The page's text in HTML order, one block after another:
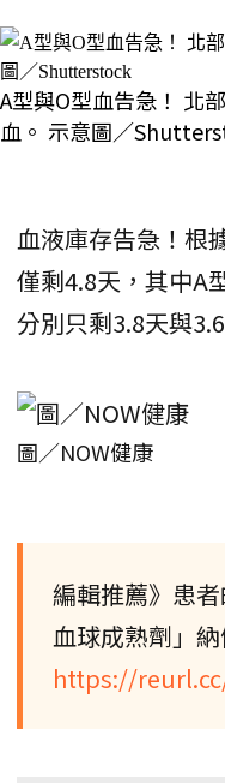
A型與O型血告急！ 北
血。 示意圖／
血液庫存告急！根
僅剩4.8天，其中A
分別只剩3.8天與
圖／NOW健康
編輯推薦》患
血球成熟劑」
https://